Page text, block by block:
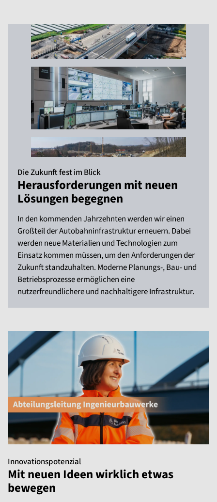
Die Zukunft fest im Blick
Herausforderungen mit neuen
Lösungen begegnen
In den kommenden Jahrzehnten werden wir einen
Großteil der Autobahninfrastruktur erneuern. Dabei
werden neue Materialien und Technologien zum
Einsatz kommen müssen, um den Anforderungen der
Zukunft standzuhalten. Moderne Planungs-, Bau- und
Betriebsprozesse ermöglichen eine
nutzerfreundlichere und nachhaltigere Infrastruktur.
Innovationspotenzial
Mit neuen Ideen wirklich etwas
bewegen